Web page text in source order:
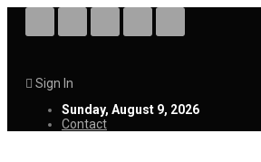
Sign In
Sunday, August 9, 2026
Contact